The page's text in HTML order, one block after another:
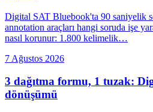
Digital SAT Bluebook'ta 90 saniyelik
annotation araçları hangi soruda işe
nasıl korunur: 1.800 kelimelik…
7 Ağustos 2026
3 dağıtma formu, 1 tuzak:
dönüşümü